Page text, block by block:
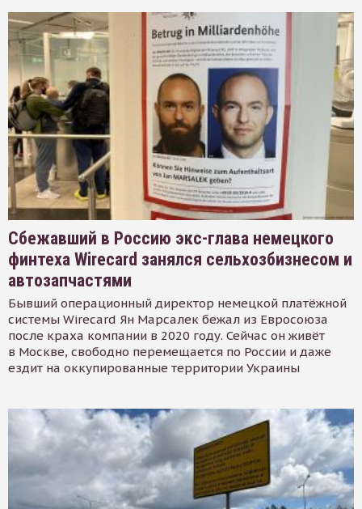
Сбежавший в Россию экс-глава немецкого
финтеха Wirecard занялся сельхозбизнесом и
автозапчастями
Бывший операционный директор немецкой платёжной
системы Wirecard Ян Марсалек бежал из Евросоюза
после краха компании в 2020 году. Сейчас он живёт
в Москве, свободно перемещается по России и даже
ездит на оккупированные территории Украины